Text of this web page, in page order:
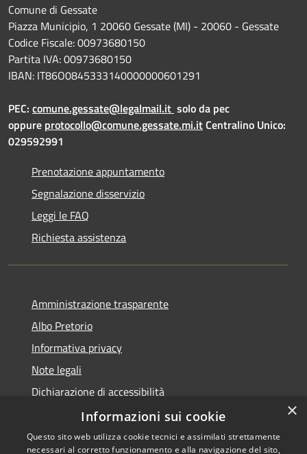
Comune di Gessate
Piazza Municipio, 1 20060 Gessate (MI) - 20060 - Gessate
Codice Fiscale: 00973680150
Partita IVA: 00973680150
IBAN: IT86O0845333140000000601291
PEC: comune.gessate@legalmail.it solo da pec
oppure protocollo@comune.gessate.mi.itCentralino Unico:
029592991
Prenotazione appuntamento
Segnalazione disservizio
Leggi le FAQ
Richiesta assistenza
Amministrazione trasparente
Albo Pretorio
Informativa privacy
Note legali
Dichiarazione di accessibilità
Dichiarazione di accessibilità dal 2025
×
Informazioni sui cookie
Questo sito web utilizza cookie tecnici e assimilati strettamente
necessari al corretto funzionamento e alla navigazione del sito,